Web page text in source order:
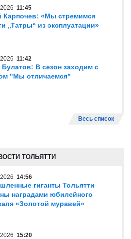
11:45
Карпочев: «Мы стремимся
„Татры“ из эксплуатации»
11:42
Булатов: В сезон заходим с
"Мы отличаемся"
Весь список
ТОЛЬЯТТИ
14:56
гиганты Тольятти
наградами юбилейного
«Золотой муравей»
15:20